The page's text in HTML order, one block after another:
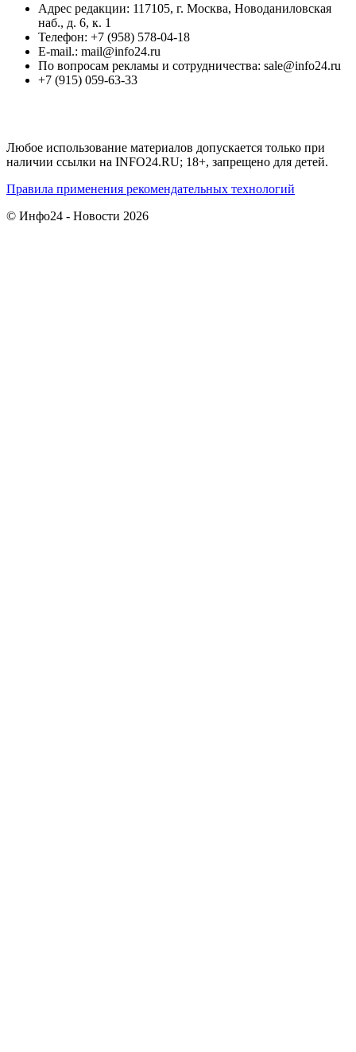
Адрес редакции: 117105, г. Москва, Новоданиловская
наб., д. 6, к. 1
Телефон: +7 (958) 578-04-18
E-mail.: mail@info24.ru
По вопросам рекламы и сотрудничества: sale@info24.ru
+7 (915) 059-63-33
Любое использование материалов допускается только при
наличии ссылки на INFO24.RU; 18+, запрещено для детей.
Правила применения рекомендательных технологий
© Инфо24 - Новости 2026